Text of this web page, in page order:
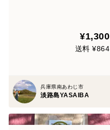
¥1,300
送料 ¥864
兵庫県南あわじ市
淡路島YASAIBA